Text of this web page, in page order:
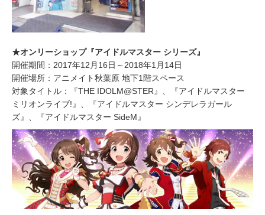
★オンリーショップ『アイドルマスター シリーズ』
開催期間：2017年12月16日～2018年1月14日
開催場所：アニメイト秋葉原 地下1階スペース
対象タイトル：『THE IDOLM@STER』、『アイドルマスター
ミリオンライブ!』、『アイドルマスター シンデレラガール
ズ』、『アイドルマスター SideM』